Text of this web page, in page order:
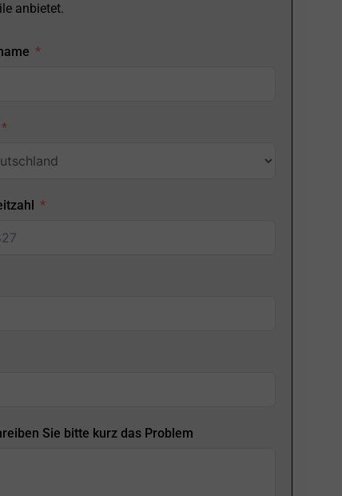
anbietet.
Sie bitte kurz das Problem